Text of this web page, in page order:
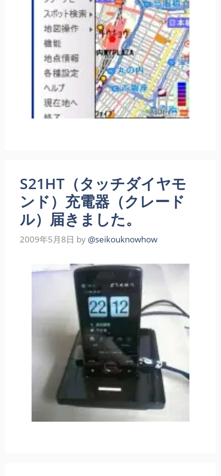
S21HT（タッチダイヤモ
ンド）充電器（クレード
ル）届きました。
2009年5月8日 by @seikouknowhow